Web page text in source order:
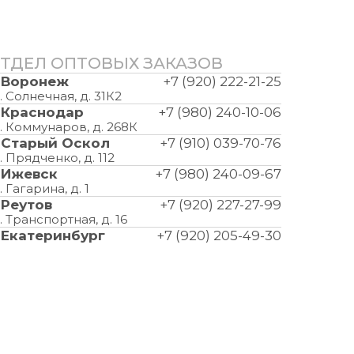
ОПТОВЫХ ЗАКАЗОВ
Воронеж
Солнечная, д. 31К2
+7 (920) 222-21-25
Краснодар
Коммунаров, д. 268К
+7 (980) 240-10-06
Старый Оскол
Прядченко, д. 112
+7 (910) 039-70-76
Ижевск
Гагарина, д. 1
+7 (980) 240-09-67
Реутов
Транспортная, д. 16
+7 (920) 227-27-99
Екатеринбург
+7 (920) 205-49-30